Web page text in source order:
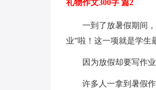
礼物作文300字 篇2
一到了放暑假期间
业”啦！这一项就是学生
因为放假却要写作
许多人一拿到暑假